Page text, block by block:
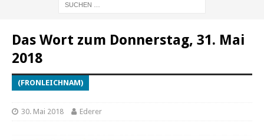
Das Wort zum Donnerstag, 31. Mai
2018
(FRONLEICHNAM)
30. Mai 2018 Ederer